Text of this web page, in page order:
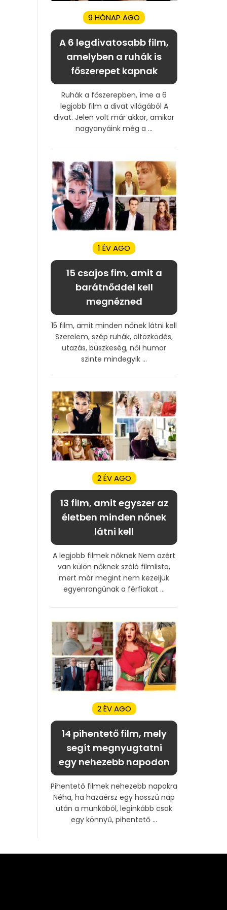
9 HÓNAP AGO
A 6 legdivatosabb film,
amelyben a ruhák is
főszerepet kapnak
Ruhák a főszerepben, íme a 6
legjobb film a divat világából A
divat. Jelen volt már akkor, amikor
nagyanyáink még a ...
1 ÉV AGO
15 csajos fim, amit a
barátnőddel kell
megnézned
15 film, amit minden nőnek látni kell
Szerelem, szép ruhák, öltözködés,
utazás, büszkeség, női humor
szinte mindegyik ...
2 ÉV AGO
13 film, amit egyszer az
életben minden nőnek
látni kell
A legjobb filmek nőknek Nem azért
van külön nőknek szóló filmlista,
mert már megint nem kezeljük
egyenrangúnak a férfiakat ...
2 ÉV AGO
14 pihentető film, mely
segít megnyugtatni
egy nehezebb napodon
Pihentető filmek nehezebb napokra
Néha, ha hazaérsz egy hosszú nap
után a munkából, leginkább csak
egy könnyű, pihentető ...